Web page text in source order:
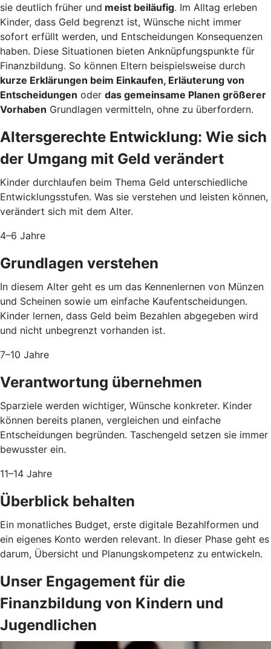
sie deutlich früher und meist beiläufig. Im Alltag erleben
Kinder, dass Geld begrenzt ist, Wünsche nicht immer
sofort erfüllt werden, und Entscheidungen Konsequenzen
haben. Diese Situationen bieten Anknüpfungspunkte für
Finanzbildung. So können Eltern beispielsweise durch
kurze Erklärungen beim Einkaufen, Erläuterung von
Entscheidungen oder das gemeinsame Planen größerer
Vorhaben Grundlagen vermitteln, ohne zu überfordern.
Altersgerechte Entwicklung: Wie sich
der Umgang mit Geld verändert
Kinder durchlaufen beim Thema Geld unterschiedliche
Entwicklungsstufen. Was sie verstehen und leisten können,
verändert sich mit dem Alter.
4–6 Jahre
Grundlagen verstehen
In diesem Alter geht es um das Kennenlernen von Münzen
und Scheinen sowie um einfache Kaufentscheidungen.
Kinder lernen, dass Geld beim Bezahlen abgegeben wird
und nicht unbegrenzt vorhanden ist.
7–10 Jahre
Verantwortung übernehmen
Sparziele werden wichtiger, Wünsche konkreter. Kinder
können bereits planen, vergleichen und einfache
Entscheidungen begründen. Taschengeld setzen sie immer
bewusster ein.
11–14 Jahre
Überblick behalten
Ein monatliches Budget, erste digitale Bezahlformen und
ein eigenes Konto werden relevant. In dieser Phase geht es
darum, Übersicht und Planungskompetenz zu entwickeln.
Unser Engagement für die
Finanzbildung von Kindern und
Jugendlichen